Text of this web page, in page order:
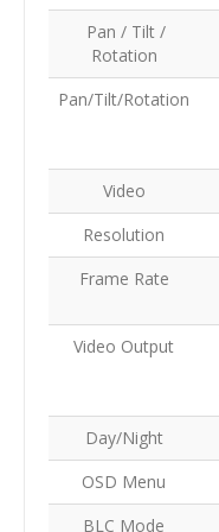
Pan / Tilt /
Rotation
Pan/Tilt/Rotation
Video
Resolution
Frame Rate
Video Output
Day/Night
OSD Menu
BLC Mode